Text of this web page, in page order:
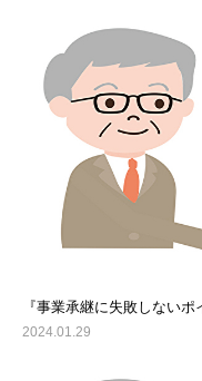
『事業承継に失敗しないポ
2024.01.29